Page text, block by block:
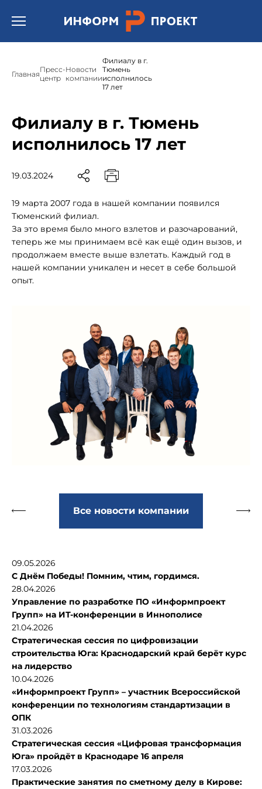
Открыть бургер меню.
ГлавнаяПресс-
центр
Новости
компании
Филиалу в г.
Тюмень
исполнилось
17 лет
Филиалу в г. Тюмень
исполнилось 17 лет
19.03.2024
19 марта 2007 года в нашей компании появился
Тюменский филиал.
За это время было много взлетов и разочарований,
теперь же мы принимаем всё как ещё один вызов, и
продолжаем вместе выше взлетать. Каждый год в
нашей компании уникален и несет в себе большой
опыт.
Все новости компании
09.05.2026
С Днём Победы! Помним, чтим, гордимся.
28.04.2026
Управление по разработке ПО «Информпроект
Групп» на ИТ-конференции в Иннополисе
21.04.2026
Стратегическая сессия по цифровизации
строительства Юга: Краснодарский край берёт курс
на лидерство
10.04.2026
«Информпроект Групп» – участник Всероссийской
конференции по технологиям стандартизации в
ОПК
31.03.2026
Стратегическая сессия «Цифровая трансформация
Юга» пройдёт в Краснодаре 16 апреля
17.03.2026
Практические занятия по сметному делу в Кирове: